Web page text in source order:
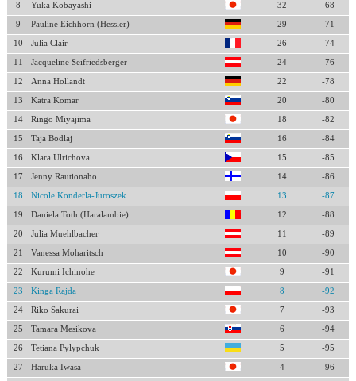
8 Yuka Kobayashi 32 -68
9 Pauline Eichhorn (Hessler) 29 -71
10 Julia Clair 26 -74
11 Jacqueline Seifriedsberger 24 -76
12 Anna Hollandt 22 -78
13 Katra Komar 20 -80
14 Ringo Miyajima 18 -82
15 Taja Bodlaj 16 -84
16 Klara Ulrichova 15 -85
17 Jenny Rautionaho 14 -86
18 Nicole Konderla-Juroszek 13 -87
19 Daniela Toth (Haralambie) 12 -88
20 Julia Muehlbacher 11 -89
21 Vanessa Moharitsch 10 -90
22 Kurumi Ichinohe 9 -91
23 Kinga Rajda 8 -92
24 Riko Sakurai 7 -93
25 Tamara Mesikova 6 -94
26 Tetiana Pylypchuk 5 -95
27 Haruka Iwasa 4 -96